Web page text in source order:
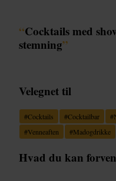
“Cocktails med
stemning”
Velegnet til
#Cocktails #Cocktailbar #
#Venneaften #Madogdrikke
Hvad du kan